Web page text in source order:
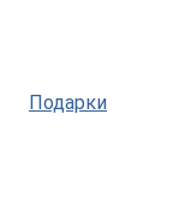
Подарки